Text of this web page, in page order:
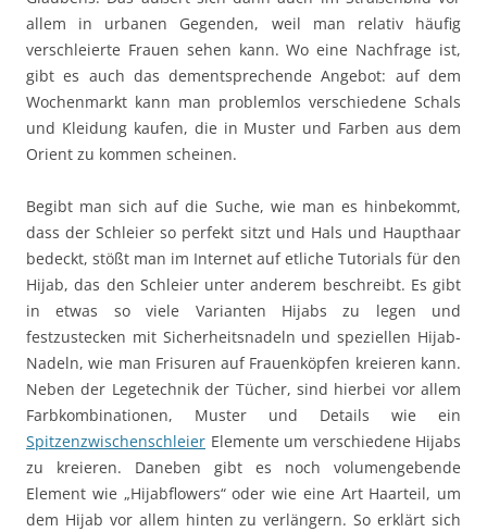
allem in urbanen Gegenden, weil man relativ häufig
verschleierte Frauen sehen kann. Wo eine Nachfrage ist,
gibt es auch das dementsprechende Angebot: auf dem
Wochenmarkt kann man problemlos verschiedene Schals
und Kleidung kaufen, die in Muster und Farben aus dem
Orient zu kommen scheinen.
Begibt man sich auf die Suche, wie man es hinbekommt,
dass der Schleier so perfekt sitzt und Hals und Haupthaar
bedeckt, stößt man im Internet auf etliche Tutorials für den
Hijab, das den Schleier unter anderem beschreibt. Es gibt
in etwas so viele Varianten Hijabs zu legen und
festzustecken mit Sicherheitsnadeln und speziellen Hijab-
Nadeln, wie man Frisuren auf Frauenköpfen kreieren kann.
Neben der Legetechnik der Tücher, sind hierbei vor allem
Farbkombinationen, Muster und Details wie ein
Spitzenzwischenschleier Elemente um verschiedene Hijabs
zu kreieren. Daneben gibt es noch volumengebende
Element wie „Hijabflowers“ oder wie eine Art Haarteil, um
dem Hijab vor allem hinten zu verlängern. So erklärt sich